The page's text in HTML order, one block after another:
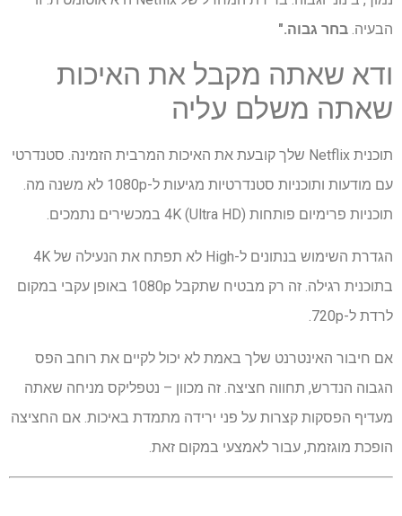
הבעיה. בחר גבוה."
ודא שאתה מקבל את האיכות
שאתה משלם עליה
תוכנית Netflix שלך קובעת את האיכות המרבית הזמינה. סטנדרטי
עם מודעות ותוכניות סטנדרטיות מגיעות ל-1080p לא משנה מה.
תוכניות פרימיום פותחות 4K (Ultra HD) במכשירים נתמכים.
הגדרת השימוש בנתונים ל-High לא תפתח את הנעילה של 4K
בתוכנית רגילה. זה רק מבטיח שתקבל 1080p באופן עקבי במקום
לרדת ל-720p.
אם חיבור האינטרנט שלך באמת לא יכול לקיים את רוחב הפס
הגבוה הנדרש, תחווה חציצה. זה מכוון – נטפליקס מניחה שאתה
מעדיף הפסקות קצרות על פני ירידה מתמדת באיכות. אם החציצה
הופכת מוגזמת, עבור לאמצעי במקום זאת.